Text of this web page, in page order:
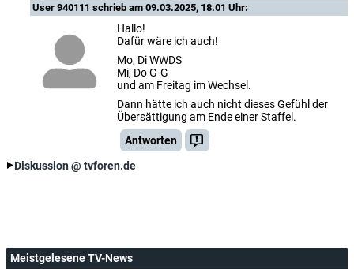
User 940111 schrieb am 09.03.2025, 18.01 Uhr:
Hallo!
Dafür wäre ich auch!
Mo, Di WWDS
Mi, Do G-G
und am Freitag im Wechsel.
Dann hätte ich auch nicht dieses Gefühl der
Übersättigung am Ende einer Staffel.
Antworten
Diskussion @ tvforen.de
Meistgelesene TV-News